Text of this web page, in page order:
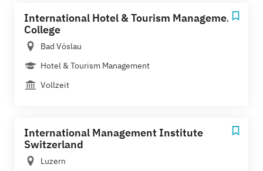
International Hotel & Tourism Management
College
Bad Vöslau
Hotel & Tourism Management
Vollzeit
International Management Institute
Switzerland
Luzern